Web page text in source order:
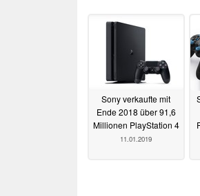
Sony verkaufte mit
Ende 2018 über 91,6
Millionen PlayStation 4
11.01.2019